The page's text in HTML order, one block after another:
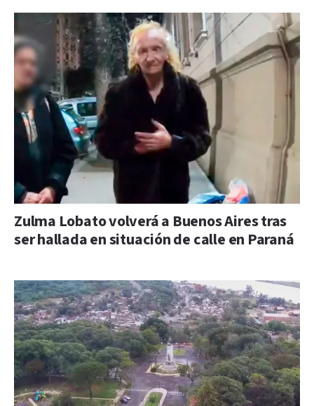
Zulma Lobato volverá a Buenos Aires tras
ser hallada en situación de calle en Paraná